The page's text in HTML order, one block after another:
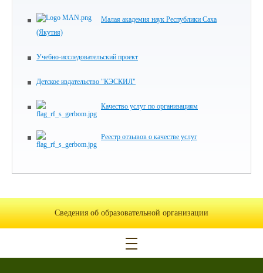
Малая академия наук Республики Саха
(Якутия)
Учебно-исследовательский проект
Детское издательство "КЭСКИЛ"
Качество услуг по организациям
Реестр отзывов о качестве услуг
Сведения об образовательной организации